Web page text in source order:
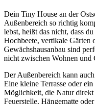
Dein Tiny House an der
Außenbereich so richtig
lebst, heißt das nicht, dass
Hochbeete, vertikale Gärten
Gewächshausanbau sind
nicht zwischen Wohnen und
Der Außenbereich kann
Eine kleine Terrasse oder
Möglichkeit, die Natur
Feuerstelle, Hängematte